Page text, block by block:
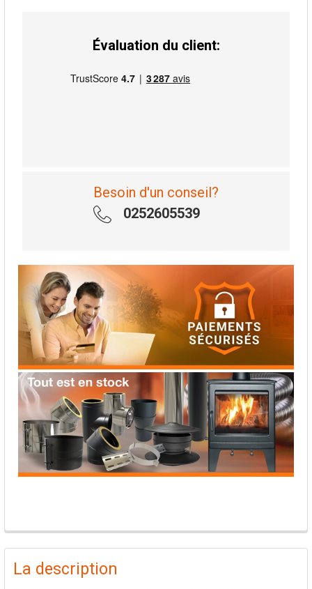
Évaluation du client:
Besoin d'un conseil?
0252605539
PRODUITS
FRÉQUEMMENT
ACHETÉS
La description